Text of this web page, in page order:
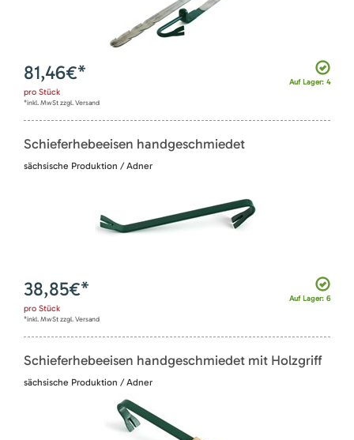
Auf Lager: 4
81,46€*
pro Stück
*inkl. MwSt zzgl. Versand
Schieferhebeeisen handgeschmiedet
sächsische Produktion / Adner
Auf Lager: 6
38,85€*
pro Stück
*inkl. MwSt zzgl. Versand
Schieferhebeeisen handgeschmiedet mit Holzgriff
sächsische Produktion / Adner